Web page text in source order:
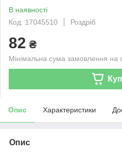
В наявності
Код: 17045510
Роздріб
82 ₴
Мінімальна сума замовлення на
Опис Характеристики
Опис